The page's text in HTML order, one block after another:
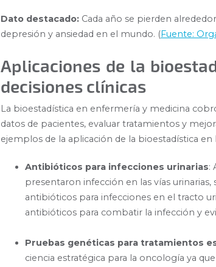
Dato destacado: Cada año se pierden
depresión y ansiedad en el mundo. (Fuente:
Aplicaciones de la
decisiones clínicas
La bioestadística en enfermería y medicina
datos de pacientes, evaluar tratamientos y
ejemplos de la aplicación de la bioestadística
Antibióticos para infecciones urinarias:
presentaron infección en las vías
antibióticos para infecciones en el tracto
antibióticos para combatir la infección y
Pruebas genéticas para tratamientos
ciencia estratégica para la oncología ya